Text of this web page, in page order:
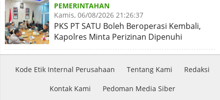
PEMERINTAHAN
Kamis, 06/08/2026 21:26:37
PKS PT SATU Boleh Beroperasi Kembali,
Kapolres Minta Perizinan Dipenuhi
Kode Etik Internal Perusahaan Tentang Kami Redaksi
Kontak Kami Pedoman Media Siber